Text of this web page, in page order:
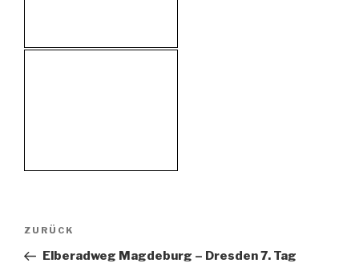
Beitragsnavigation
Vorheriger
Beitrag
ZURÜCK
Elberadweg Magdeburg – Dresden 7. Tag